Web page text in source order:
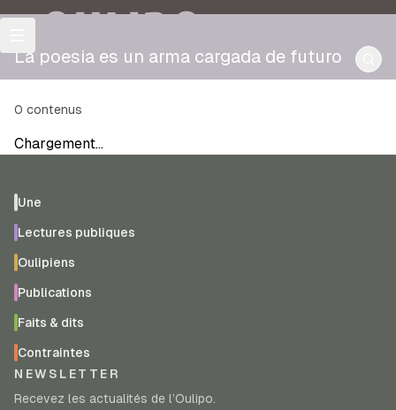
OULIPO
La poesia es un arma cargada de futuro
0 contenus
Chargement…
Une
Lectures publiques
Oulipiens
Publications
Faits & dits
Contraintes
NEWSLETTER
Recevez les actualités de l’Oulipo.